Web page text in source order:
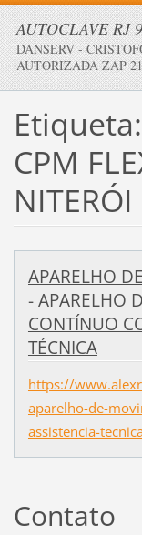
AUTOCLAVE RJ
DANSERV -
AUTORIZADA ZAP
CPM
NITERÓI
APARELHO
- APARELHO
CONTÍNUO
TÉCNICA
https://
aparelho-de-
assistencia-
Contato